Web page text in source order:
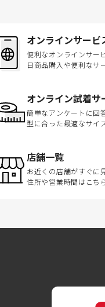
オンラインサービ
便利なオンラインサー
日商品購入や便利なサ
オンライン試着
簡単なアンケートに回
型に合った最適なサイ
店舗一覧
お近くの店舗がすぐに
住所や営業時間はこち